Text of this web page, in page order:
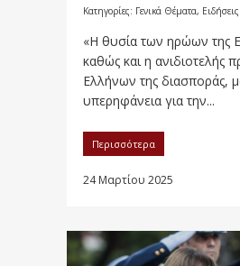
Κατηγορίες: Γενικά Θέματα,
«Η θυσία των ηρώων της
καθώς και η ανιδιοτελής
Ελλήνων της διασποράς,
υπερηφάνεια για την...
Περισσότερα
24 Μαρτίου 2025